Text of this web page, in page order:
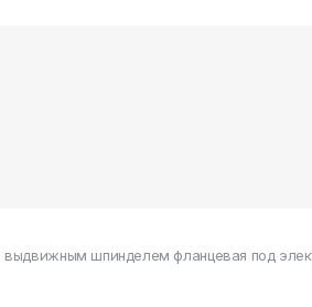
шпинделем фланцевая под